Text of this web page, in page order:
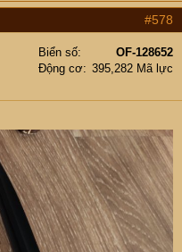
#578
Biển số
OF-128652
Động cơ
395,282 Mã lực